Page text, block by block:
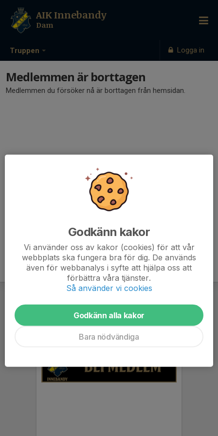
Truppen Logga in
AIK Innebandy
Dam
Medlemmen är borttagen
Medlemmen du försöker nå är borttagen från hemsidan.
Godkänn kakor
Vi använder oss av kakor (cookies) för att vår
webbplats ska fungera bra för dig. De används
även för webbanalys i syfte att hjälpa oss att
förbättra våra tjänster.
Så använder vi cookies
Godkänn alla kakor
Bara nödvändiga